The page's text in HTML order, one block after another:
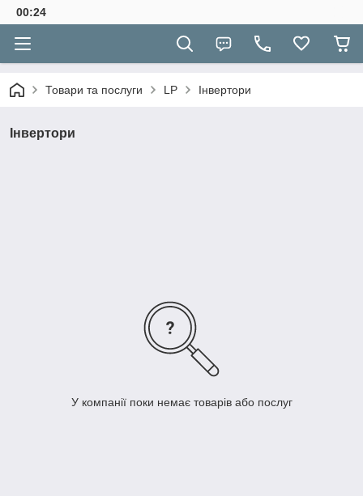
00:24
Товари та послуги LP Інвертори
Інвертори
У компанії поки немає товарів або послуг